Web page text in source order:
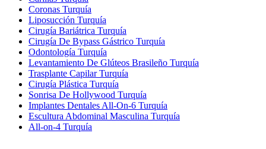
Coronas Turquía
Liposucción Turquía
Cirugía Bariátrica Turquía
Cirugía De Bypass Gástrico Turquía
Odontología Turquía
Levantamiento De Glúteos Brasileño Turquía
Trasplante Capilar Turquía
Cirugía Plástica Turquía
Sonrisa De Hollywood Turquía
Implantes Dentales All-On-6 Turquía
Escultura Abdominal Masculina Turquía
All-on-4 Turquía